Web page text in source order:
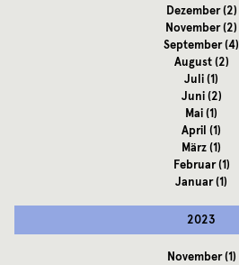
Dezember(2)
November(2)
September(4)
August(2)
Juli(1)
Juni(2)
Mai(1)
April (1)
März(1)
Februar(1)
Januar(1)
2023
November(1)